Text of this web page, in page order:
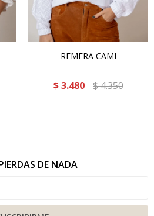
REMERA CAMI
$ 3.480 $4.350
DE NADA